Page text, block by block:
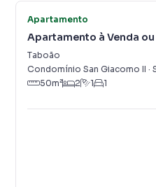
Apartamento
Apartamento à Venda
Taboão
Condomínio San Giacomo II ·
50m² 2 1 1